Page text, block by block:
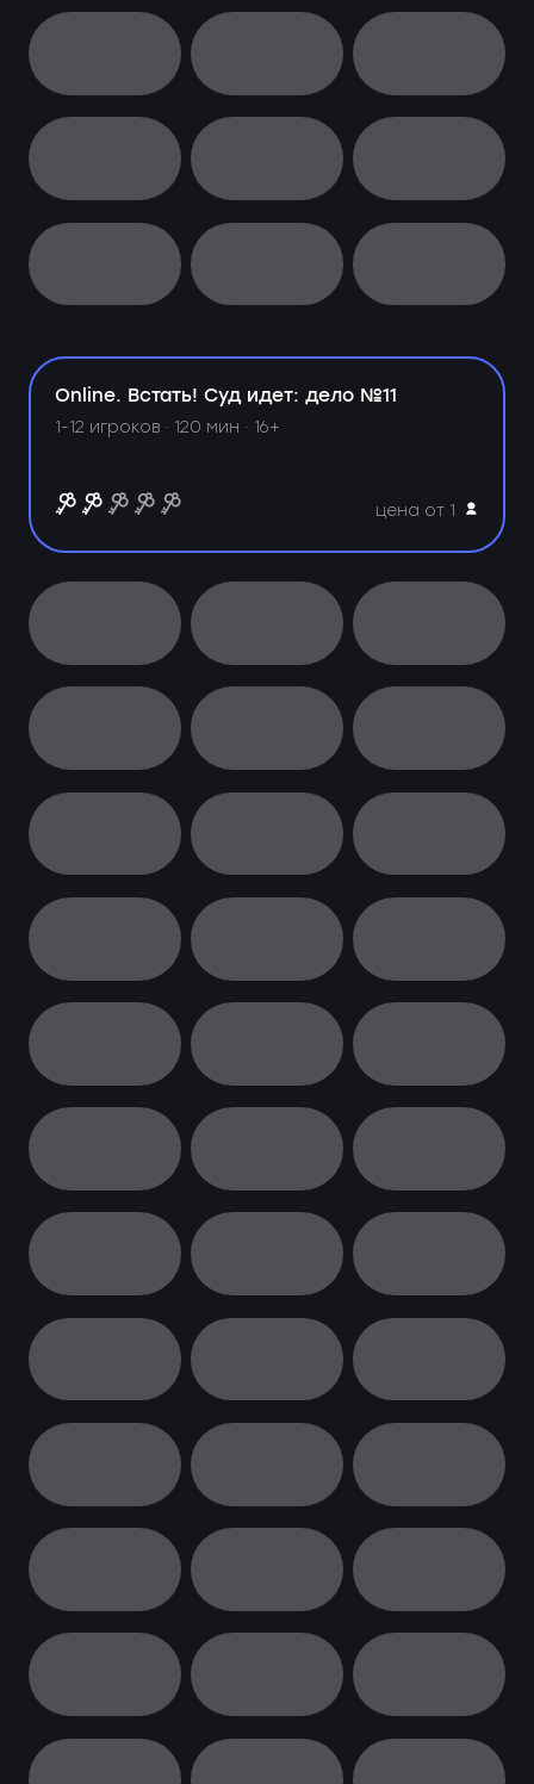
Online. Встать! Суд идет: дело №11
1-12 игроков · 120 мин · 16+
цена от 1